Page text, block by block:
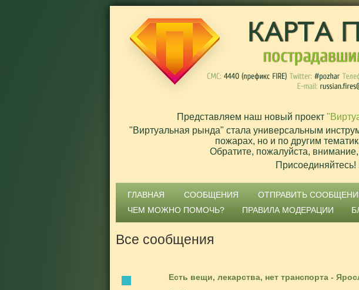
Представляем наш новый проект
"Виртуальная рында" стала универсальным
пожарах, но и по другим
Обратите, пожалуйста,
ГЛАВНАЯ СООБЩЕНИЯ ОТПРАВИТЬ
ЧЕМ МОЖНО ПОМОЧЬ?
ПРАВИЛА МОДЕРАЦИИ
Все сообщения
Есть вещи, лекарства, нет транспорта -